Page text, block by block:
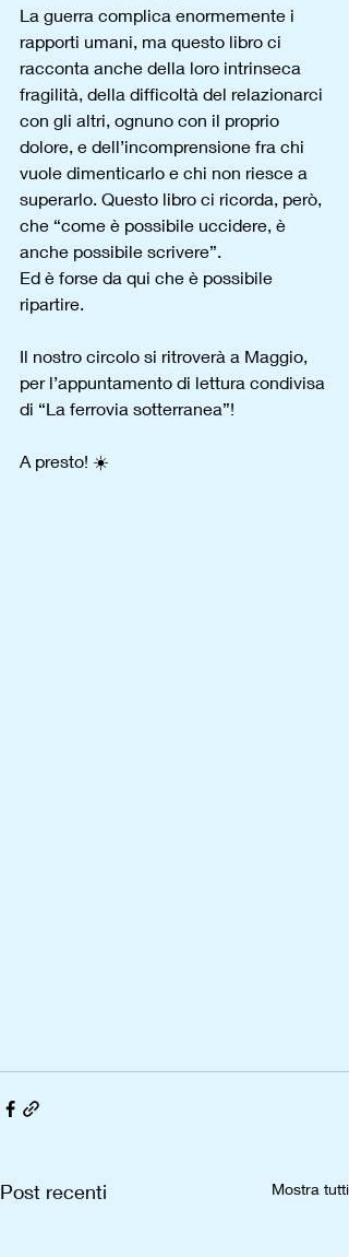
La guerra complica enormemente i
rapporti umani, ma questo libro ci
racconta anche della loro intrinseca
fragilità, della difficoltà del relazionarci
con gli altri, ognuno con il proprio
dolore, e dell’incomprensione fra chi
vuole dimenticarlo e chi non riesce a
superarlo. Questo libro ci ricorda, però,
che “come è possibile uccidere, è
anche possibile scrivere”.
Ed è forse da qui che è possibile
ripartire.
Il nostro circolo si ritroverà a Maggio,
per l’appuntamento di lettura condivisa
di “La ferrovia sotterranea”!
A presto! ☀️
Post recenti Mostra tutti